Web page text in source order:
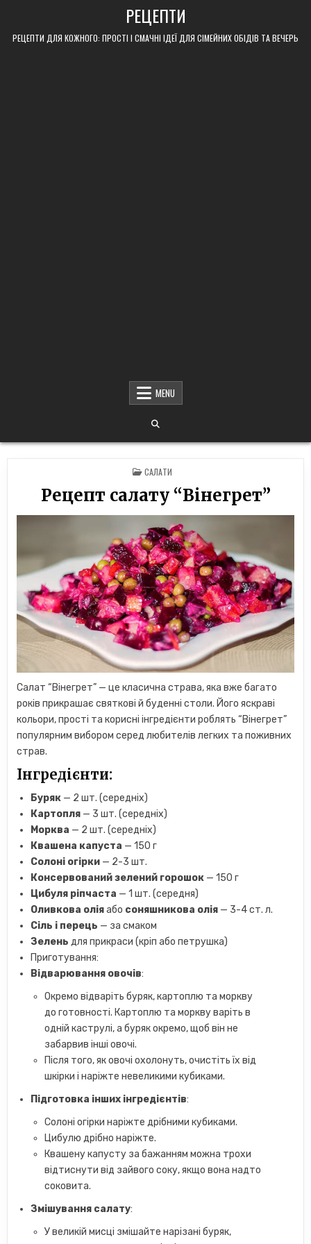
content
РЕЦЕПТИ
РЕЦЕПТИ ДЛЯ КОЖНОГО: ПРОСТІ І СМАЧНІ ІДЕЇ ДЛЯ СІМЕЙНИХ ОБІДІВ ТА ВЕЧЕРЬ
MENU
POSTED
IN
САЛАТИ
Рецепт салату “Вінегрет”
Салат “Вінегрет” — це класична страва, яка вже багато
років прикрашає святкові й буденні столи. Його яскраві
кольори, прості та корисні інгредієнти роблять “Вінегрет”
популярним вибором серед любителів легких та поживних
страв.
Інгредієнти:
Буряк — 2 шт. (середніх)
Картопля — 3 шт. (середніх)
Морква — 2 шт. (середніх)
Квашена капуста — 150 г
Солоні огірки — 2-3 шт.
Консервований зелений горошок — 150 г
Цибуля ріпчаста — 1 шт. (середня)
Оливкова оліяабо соняшникова олія — 3-4 ст. л.
Сіль і перець — за смаком
Зелень для прикраси (кріп або петрушка)
Приготування:
Відварювання овочів:
Окремо відваріть буряк, картоплю та моркву
до готовності. Картоплю та моркву варіть в
одній каструлі, а буряк окремо, щоб він не
забарвив інші овочі.
Після того, як овочі охолонуть, очистіть їх від
шкірки і наріжте невеликими кубиками.
Підготовка інших інгредієнтів:
Солоні огірки наріжте дрібними кубиками.
Цибулю дрібно наріжте.
Квашену капусту за бажанням можна трохи
відтиснути від зайвого соку, якщо вона надто
соковита.
Змішування салату:
У великій мисці змішайте нарізані буряк,